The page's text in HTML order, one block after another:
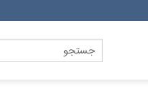
جستجو
برای: